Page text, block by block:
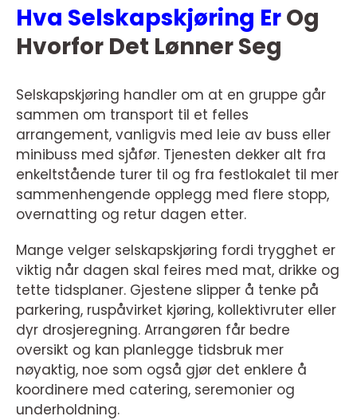
Hva Selskapskjøring ErOg
Hvorfor Det Lønner Seg
Selskapskjøring handler om at en gruppe går
sammen om transport til et felles
arrangement, vanligvis med leie av buss eller
minibuss med sjåfør. Tjenesten dekker alt fra
enkeltstående turer til og fra festlokalet til mer
sammenhengende opplegg med flere stopp,
overnatting og retur dagen etter.
Mange velger selskapskjøring fordi trygghet er
viktig når dagen skal feires med mat, drikke og
tette tidsplaner. Gjestene slipper å tenke på
parkering, ruspåvirket kjøring, kollektivruter eller
dyr drosjeregning. Arrangøren får bedre
oversikt og kan planlegge tidsbruk mer
nøyaktig, noe som også gjør det enklere å
koordinere med catering, seremonier og
underholdning.